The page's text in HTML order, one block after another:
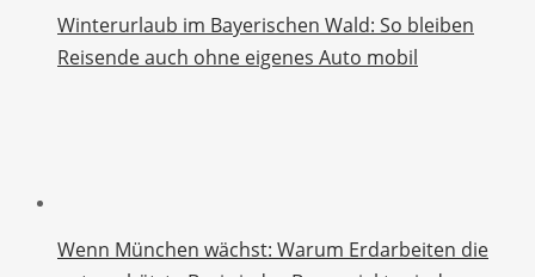
Winterurlaub im Bayerischen Wald: So bleiben
Reisende auch ohne eigenes Auto mobil
Wenn München wächst: Warum Erdarbeiten die